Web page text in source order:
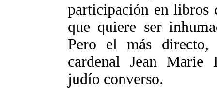
participación en libros
que quiere ser
Pero el más directo,
cardenal Jean Marie
judío converso.